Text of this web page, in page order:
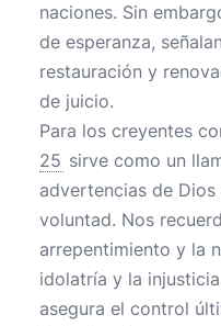
naciones. Sin
de esperanza,
restauración y
de juicio.
Para los creyentes
25 sirve como un
advertencias de
voluntad. Nos
arrepentimiento y la
idolatría y la
asegura el control